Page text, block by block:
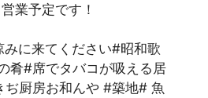
業予定です！
に来てください#昭和歌
肴#席でタバコが吸える居
厨房お和んや #築地# 魚